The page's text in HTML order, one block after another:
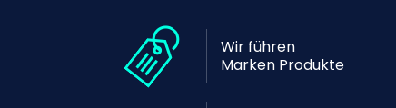
Wir führen
Marken Produkte